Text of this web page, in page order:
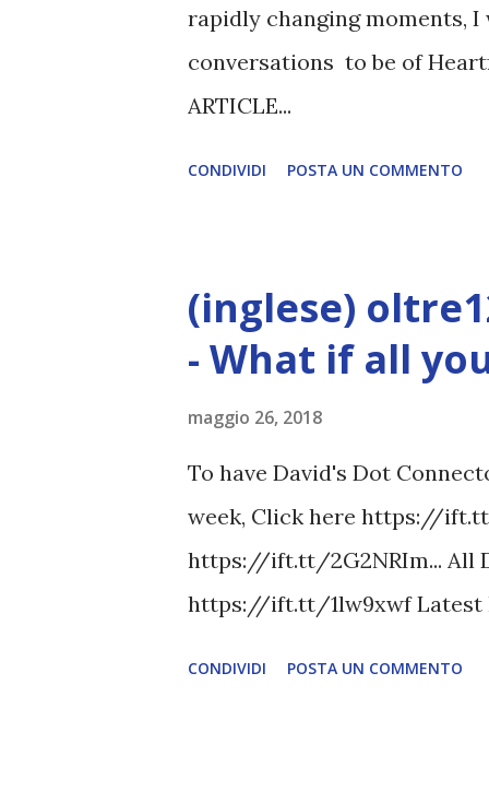
rapidly changing moments, I
conversations to be of
ARTICLE...
CONDIVIDI POSTA UN COMMENTO
(inglese)
- What if all
maggio 26, 2018
To have David's Dot
week, Click here https://
https://ift.tt/2G2NRIm... All
https://ift.tt/1lw9xwf Latest
CONDIVIDI POSTA UN COMMENTO